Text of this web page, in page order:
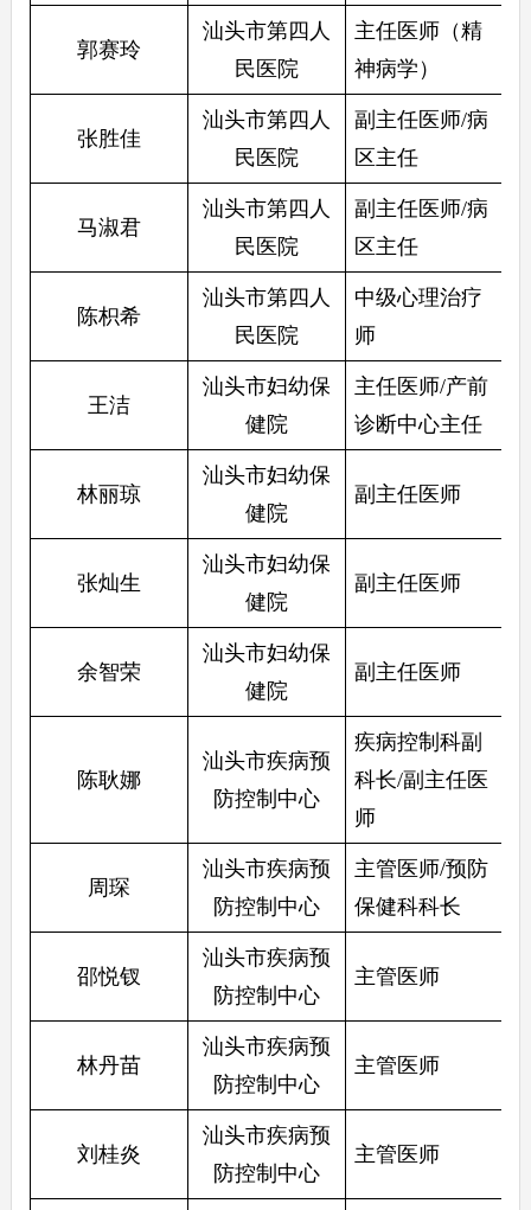
郭赛玲
汕头市第四人
民医院
主任医师（精
神病学）
张胜佳
汕头市第四人
民医院
副主任医师/病
区主任
马淑君
汕头市第四人
民医院
副主任医师/病
区主任
陈枳希
汕头市第四人
民医院
中级心理治疗
师
王洁
汕头市妇幼保
健院
主任医师/产前
诊断中心主任
林丽琼
汕头市妇幼保
健院
副主任医师
张灿生
汕头市妇幼保
健院
副主任医师
余智荣
汕头市妇幼保
健院
副主任医师
陈耿娜
汕头市疾病预
防控制中心
疾病控制科副
科长/副主任医
师
周琛
汕头市疾病预
防控制中心
主管医师/预防
保健科科长
邵悦钗
汕头市疾病预
防控制中心
主管医师
林丹苗
汕头市疾病预
防控制中心
主管医师
刘桂炎
汕头市疾病预
防控制中心
主管医师